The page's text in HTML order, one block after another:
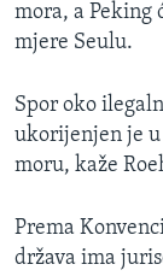
mora, a
mjere Seulu.
Spor oko
ukorijenjen je u
moru, kaže
Prema
država ima